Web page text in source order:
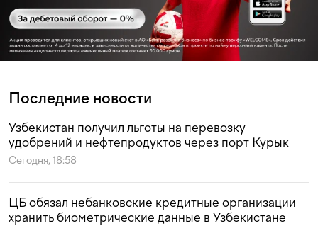
Последние новости
Узбекистан получил льготы на перевозку
удобрений и нефтепродуктов через порт Курык
Сегодня, 18:58
ЦБ обязал небанковские кредитные организации
хранить биометрические данные в Узбекистане